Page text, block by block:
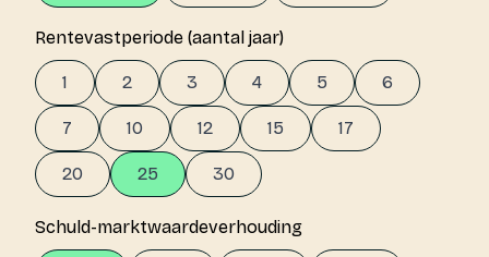
Rentevastperiode (aantal jaar)
1 2 3 4 5 6
7 10 12 15 17
20 25 30
Schuld-marktwaardeverhouding